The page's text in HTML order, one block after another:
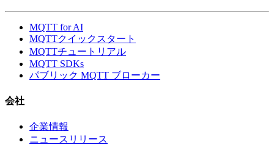
MQTT for AI
MQTTクイックスタート
MQTTチュートリアル
MQTT SDKs
パブリック MQTT ブローカー
会社
企業情報
ニュースリリース